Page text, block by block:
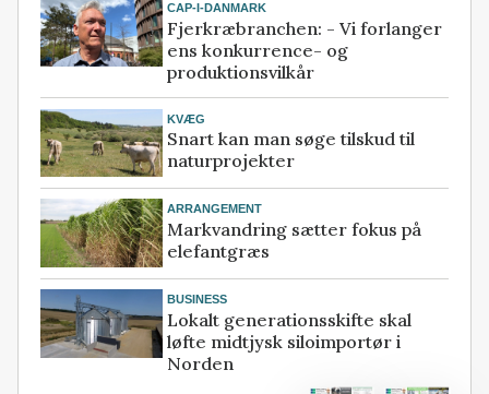
CAP-I-DANMARK
Fjerkræbranchen: - Vi forlanger
ens konkurrence- og
produktionsvilkår
KVÆG
Snart kan man søge tilskud til
naturprojekter
ARRANGEMENT
Markvandring sætter fokus på
elefantgræs
BUSINESS
Lokalt generationsskifte skal
løfte midtjysk siloimportør i
Norden